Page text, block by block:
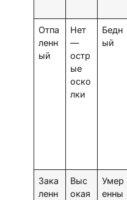
Отпа
ленн
ый
Нет
—
остр
ые
оско
лки
Бедн
ый
Зака
ленн
Выс
окая
Умер
енны